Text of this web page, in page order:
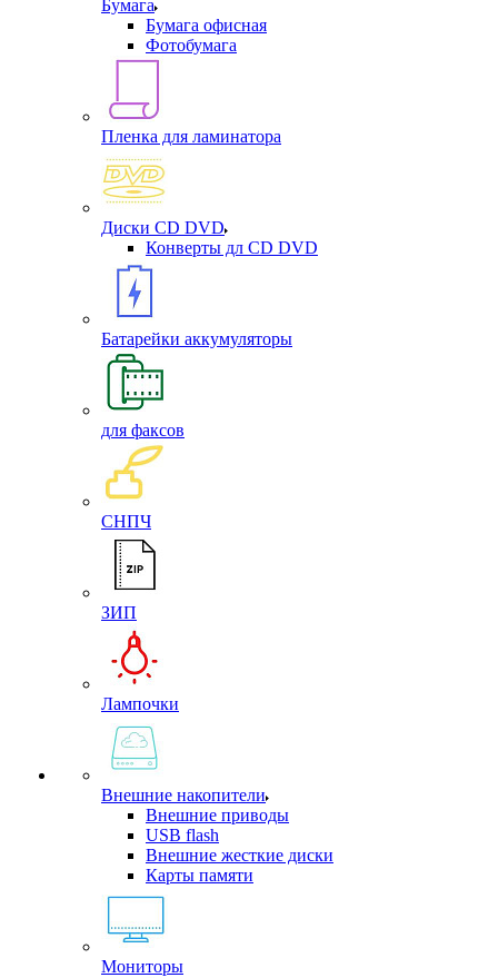
Бумага
Бумага офисная
Фотобумага
Пленка для ламинатора
Диски CD DVD
Конверты дл CD DVD
Батарейки аккумуляторы
для факсов
СНПЧ
ЗИП
Лампочки
Внешние накопители
Внешние приводы
USB flash
Внешние жесткие диски
Карты памяти
Мониторы